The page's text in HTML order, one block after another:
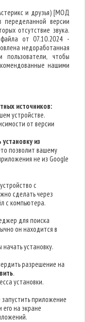
и друзья) [МОД
версии
отсутствие звука.
от 07.10.2024 -
недоработанная
чтобы
нашими
источников:
устройстве.
от версии
из
позволит вашему
не из Google
с
сделать через
с компьютера.
для поиска
он находится в
установку.
разрешение на
.
установки.
приложение
на экране